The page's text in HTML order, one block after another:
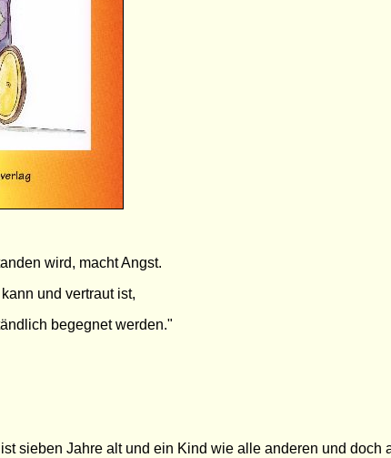
wird, macht Angst.
und vertraut ist,
begegnet werden."
sieben Jahre alt und ein Kind wie alle anderen und doch